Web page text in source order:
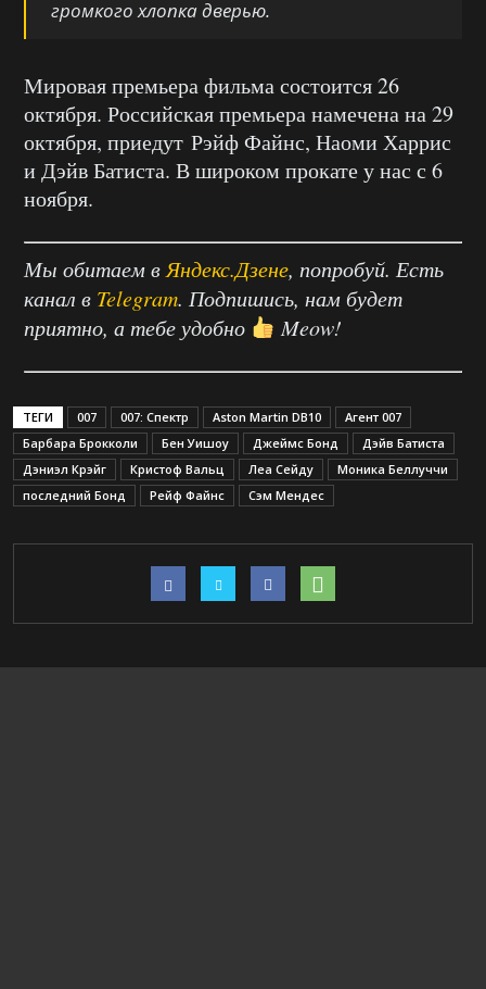
громкого хлопка дверью.
Мировая премьера фильма состоится 26
октября. Российская премьера намечена на 29
октября, приедут Рэйф Файнс, Наоми Харрис
и Дэйв Батиста. В широком прокате у нас с 6
ноября.
Мы обитаем в Яндекс.Дзене, попробуй. Есть
канал в Telegram. Подпишись, нам будет
приятно, а тебе удобно
Meow!
ТЕГИ 007 007: Спектр Aston Martin DB10
Агент 007
Барбара Брокколи
Бен Уишоу Джеймс Бонд
Дэйв Батиста
Дэниэл Крэйг
Кристоф Вальц Леа Сейду
Моника Беллуччи
последний Бонд
Рейф Файнс Сэм Мендес